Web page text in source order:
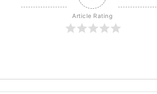
Article Rating